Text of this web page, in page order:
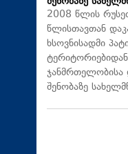
2008 წლის
წლისთავთან
ხსოვნისადმი
ჯანმრთელობისა
შენობაზე